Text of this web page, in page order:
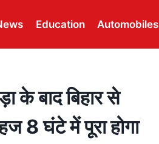
Education Automobiles
बाद बिहार से
8 घंटे में पूरा होगा